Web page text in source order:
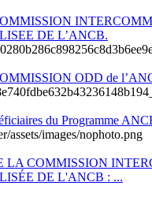
DE L’ANCB.
ODD de
du Programme
LA COMMISSION
DE L'ANCB : ...